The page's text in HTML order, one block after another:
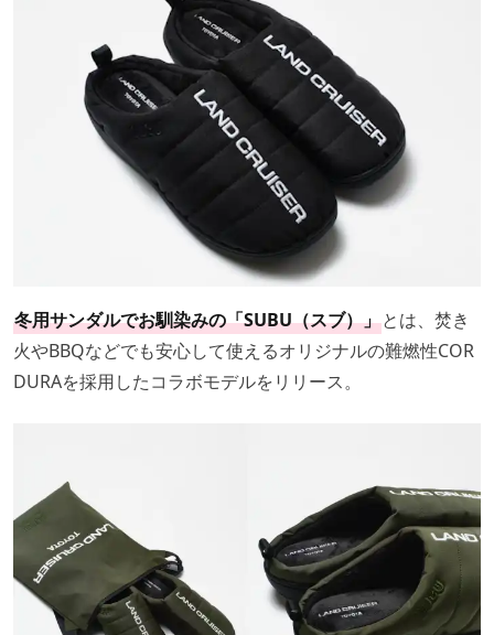
冬用サンダルでお馴染みの「SUBU（スブ）」とは、焚き
火やBBQなどでも安心して使えるオリジナルの難燃性COR
DURAを採用したコラボモデルをリリース。